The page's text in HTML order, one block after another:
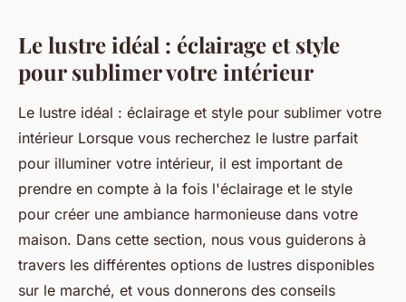
Le lustre idéal : éclairage et style
pour sublimer votre intérieur
Le lustre idéal : éclairage et style pour sublimer votre
intérieur Lorsque vous recherchez le lustre parfait
pour illuminer votre intérieur, il est important de
prendre en compte à la fois l'éclairage et le style
pour créer une ambiance harmonieuse dans votre
maison. Dans cette section, nous vous guiderons à
travers les différentes options de lustres disponibles
sur le marché, et vous donnerons des conseils